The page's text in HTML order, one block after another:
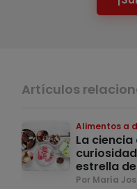
Artículos
Alimentos a
La ciencia
estrella
Por María